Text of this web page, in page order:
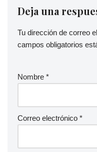
Deja una
Tu dirección de correo
campos obligatorios
Nombre *
Correo electrónico *